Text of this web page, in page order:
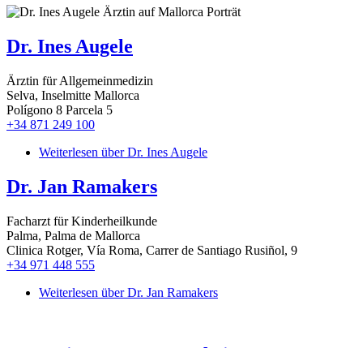
Dr. Ines Augele
Ärztin für Allgemeinmedizin
Selva, Inselmitte Mallorca
Polígono 8 Parcela 5
+34 871 249 100
Weiterlesen über Dr. Ines Augele
Dr. Jan Ramakers
Facharzt für Kinderheilkunde
Palma, Palma de Mallorca
Clinica Rotger, Vía Roma, Carrer de Santiago Rusiñol, 9
+34 971 448 555
Weiterlesen über Dr. Jan Ramakers